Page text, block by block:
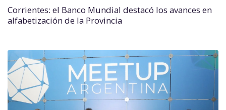
Corrientes: el Banco Mundial destacó los avances en
alfabetización de la Provincia